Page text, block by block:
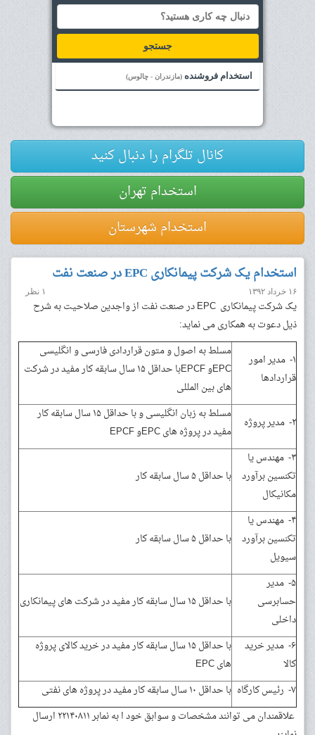
جستجو
استخدام فروشنده (مازندران - چالوس)
کانال تلگرام را دنبال کنید
استخدام تهران
استخدام شهرستان
استخدام یک شرکت پیمانکاری EPC در صنعت نفت
۱۶ خرداد ۱۳۹۲ ۱ نظر
یک شرکت پیمانکاری EPC در صنعت نفت از واجدین صلاحیت به شرح
ذیل دعوت به همکاری می نماید:
۱- مدیر امور
قراردادها
مسلط به اصول و متون قراردادی فارسی و انگلیسی
EPCو EPCFبا حداقل ۱۵ سال سابقه کار مفید در شرکت
های بین المللی
۲- مدیر پروژه
مسلط به زبان انگلیسی و با حداقل ۱۵ سال سابقه کار
مفید در پروژه های EPCو EPCF
۳- مهندس یا
تکنسین برآورد
مکانیکال
با حداقل ۵ سال سابقه کار
۴- مهندس یا
تکنسین برآورد
سیویل
با حداقل ۵ سال سابقه کار
۵- مدیر
حسابرسی
داخلی
با حداقل ۱۵ سال سابقه کار مفید در شرکت های پیمانکاری
۶- مدیر خرید
کالا
با حداقل ۱۵ سال سابقه کار مفید در خرید کالای پروژه
های EPC
۷- رئیس کارگاه
با حداقل ۱۰ سال سابقه کار مفید در پروژه های نفتی
علاقمندان می توانند مشخصات و سوابق خود ا به نمابر ۲۲۱۴۰۸۱۱ ارسال